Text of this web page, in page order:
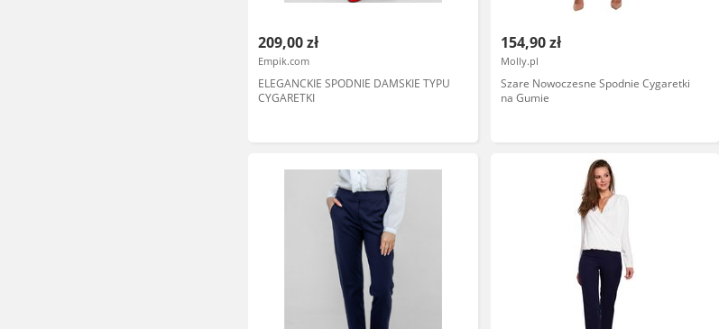
209,00 zł
Empik.com
ELEGANCKIE SPODNIE DAMSKIE TYPU
CYGARETKI
154,90 zł
Molly.pl
Szare Nowoczesne Spodnie Cygaretki
na Gumie